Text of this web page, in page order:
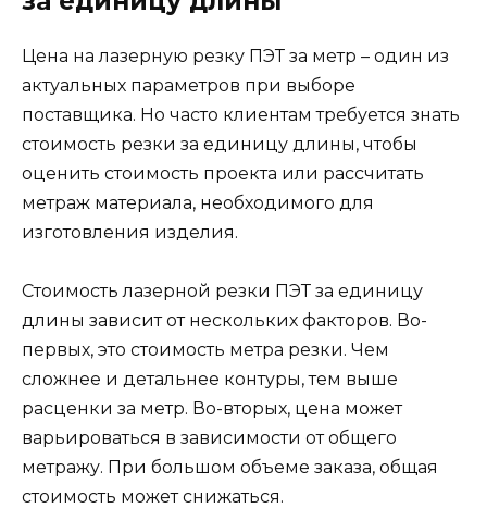
Цена на лазерную резку ПЭТ за метр – один из
актуальных параметров при выборе
поставщика. Но часто клиентам требуется знать
стоимость резки за единицу длины, чтобы
оценить стоимость проекта или рассчитать
метраж материала, необходимого для
изготовления изделия.
Стоимость лазерной резки ПЭТ за единицу
длины зависит от нескольких факторов. Во-
первых, это стоимость метра резки. Чем
сложнее и детальнее контуры, тем выше
расценки за метр. Во-вторых, цена может
варьироваться в зависимости от общего
метражу. При большом объеме заказа, общая
стоимость может снижаться.